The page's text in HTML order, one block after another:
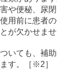
や便秘、尿
用前に患者
が欠かせませ
いても、補
す。［※2］